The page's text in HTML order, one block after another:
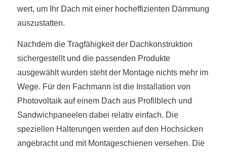
wert, um Ihr Dach mit einer hocheffizienten Dämmung
auszustatten.
Nachdem die Tragfähigkeit der Dachkonstruktion
sichergestellt und die passenden Produkte
ausgewählt wurden steht der Montage nichts mehr im
Wege. Für den Fachmann ist die Installation von
Photovoltaik auf einem Dach aus Profilblech und
Sandwichpaneelen dabei relativ einfach. Die
speziellen Halterungen werden auf den Hochsicken
angebracht und mit Montageschienen versehen. Die